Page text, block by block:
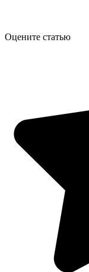
Оцените статью